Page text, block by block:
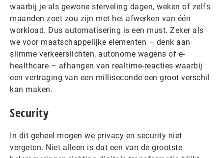
waarbij je als gewone sterveling dagen, weken of zelfs
maanden zoet zou zijn met het afwerken van één
workload. Dus automatisering is een must. Zeker als
we voor maatschappelijke elementen – denk aan
slimme verkeerslichten, autonome wagens of e-
healthcare – afhangen van realtime-reacties waarbij
een vertraging van een milliseconde een groot verschil
kan maken.
Security
In dit geheel mogen we privacy en security niet
vergeten. Niet alleen is dat een van de grootste